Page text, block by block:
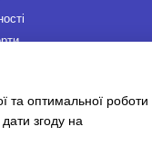
та оптимальної роботи
згоду на